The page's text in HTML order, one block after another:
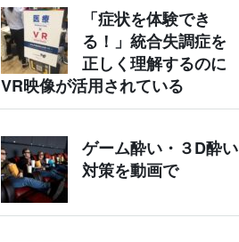
「症状を体験でき
る！」統合失調症を
正しく理解するのに
VR映像が活用されている
ゲーム酔い・３D酔い
対策を動画で